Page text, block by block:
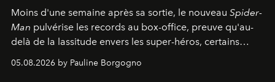
Moins d'une semaine après sa sortie, le nouveau Spider-
Man pulvérise les records au box-office, preuve qu'au-
delà de la lassitude envers les super-héros, certains
05.08.2026 by Pauline Borgogno